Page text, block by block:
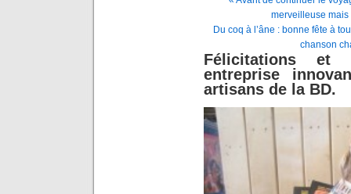
merveilleuse mais
Du coq à l’âne : bonne fête à
chanson
Félicitations et
entreprise
artisans de la BD.